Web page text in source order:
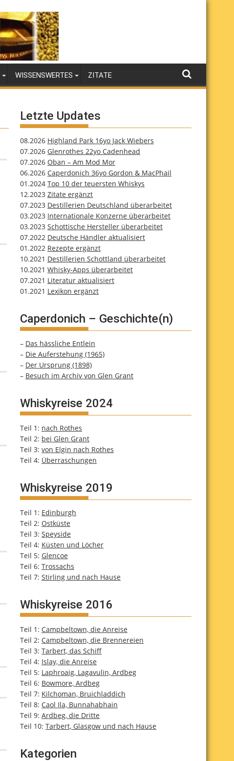
WISSENSWERTES ZITATE
Letzte Updates
08.2026 Highland Park 16yo Jack Wiebers
07.2026 Glenrothes 22yo Cadenhead
07.2026 Oban – Am Mod Mor
06.2026 Caperdonich 36yo Gordon & MacPhail
01.2024 Top 10 der teuersten Whiskys
12.2023 Zitate ergänzt
07.2023 Destillerien Deutschland überarbeitet
03.2023 Internationale Konzerne überarbeitet
03.2023 Schottische Hersteller überarbeitet
07.2022 Deutsche Händler aktualisiert
01.2022 Rezepte ergänzt
10.2021 Destillerien Schottland überarbeitet
10.2021 Whisky-Apps überarbeitet
07.2021 Literatur aktualisiert
01.2021 Lexikon ergänzt
Caperdonich – Geschichte(n)
– Das hässliche Entlein
– Die Auferstehung (1965)
– Der Ursprung (1898)
– Besuch im Archiv von Glen Grant
Whiskyreise 2024
Teil 1: nach Rothes
Teil 2: bei Glen Grant
Teil 3: von Elgin nach Rothes
Teil 4: Überraschungen
Whiskyreise 2019
Teil 1: Edinburgh
Teil 2: Ostküste
Teil 3: Speyside
Teil 4: Küsten und Löcher
Teil 5: Glencoe
Teil 6: Trossachs
Teil 7: Stirling und nach Hause
Whiskyreise 2016
Teil 1: Campbeltown, die Anreise
Teil 2: Campbeltown, die Brennereien
Teil 3: Tarbert, das Schiff
Teil 4: Islay, die Anreise
Teil 5: Laphroaig, Lagavulin, Ardbeg
Teil 6: Bowmore, Ardbeg
Teil 7: Kilchoman, Bruichladdich
Teil 8: Caol Ila, Bunnahabhain
Teil 9: Ardbeg, die Dritte
Teil 10: Tarbert, Glasgow und nach Hause
Kategorien